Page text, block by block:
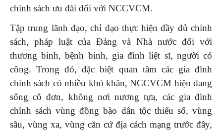
chính sách ưu đãi đối với NCCVCM.
Tập trung lãnh đạo, chỉ đạo thực hiện đầy đủ chính
sách, pháp luật của Đảng và Nhà nước đối với
thương binh, bệnh binh, gia đình liệt sĩ, người có
công. Trong đó, đặc biệt quan tâm các gia đình
chính sách có nhiều khó khăn, NCCVCM hiện đang
sống cô đơn, không nơi nương tựa, các gia đình
chính sách vùng đồng bào dân tộc thiểu số, vùng
sâu, vùng xa, vùng căn cứ địa cách mạng trước đây,